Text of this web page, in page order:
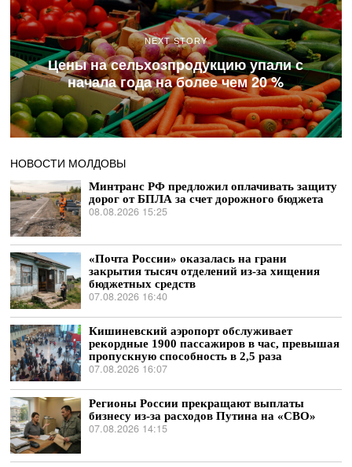
NEXT STORY
Цены на сельхозпродукцию упали с
начала года на более чем 20 %
НОВОСТИ МОЛДОВЫ
Минтранс РФ предложил оплачивать защиту
дорог от БПЛА за счет дорожного бюджета
08.08.2026 15:25
«Почта России» оказалась на грани
закрытия тысяч отделений из-за хищения
бюджетных средств
07.08.2026 16:40
Кишиневский аэропорт обслуживает
рекордные 1900 пассажиров в час, превышая
пропускную способность в 2,5 раза
07.08.2026 16:07
Регионы России прекращают выплаты
бизнесу из-за расходов Путина на «СВО»
07.08.2026 14:15